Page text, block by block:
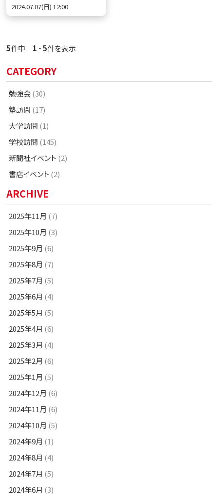
2024.07.07(日) 12:00
5件中 1 - 5件を表示
CATEGORY
勉強会(30)
塾訪問 (17)
大学訪問 (1)
学校訪問 (145)
新聞社イベント (2)
書店イベント (2)
ARCHIVE
2025年11月 (7)
2025年10月 (3)
2025年9月 (6)
2025年8月 (7)
2025年7月 (5)
2025年6月 (4)
2025年5月 (5)
2025年4月 (6)
2025年3月 (4)
2025年2月 (6)
2025年1月 (5)
2024年12月 (6)
2024年11月 (6)
2024年10月 (5)
2024年9月 (1)
2024年8月 (4)
2024年7月 (5)
2024年6月 (3)